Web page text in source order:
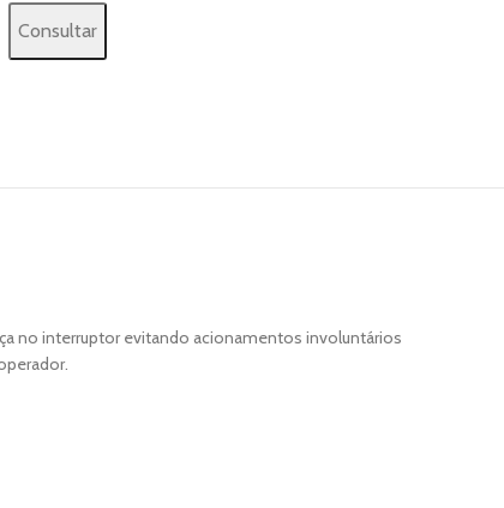
Consultar
no interruptor evitando acionamentos involuntários